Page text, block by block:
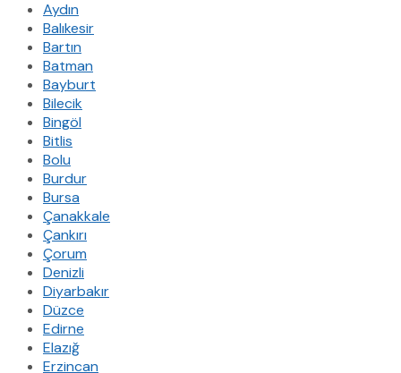
Aydın
Balıkesir
Bartın
Batman
Bayburt
Bilecik
Bingöl
Bitlis
Bolu
Burdur
Bursa
Çanakkale
Çankırı
Çorum
Denizli
Diyarbakır
Düzce
Edirne
Elazığ
Erzincan